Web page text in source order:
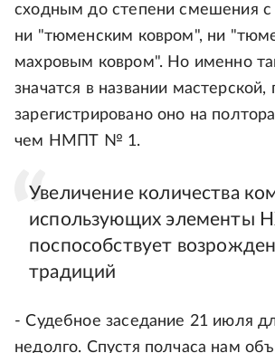
сходным до степени смешения
ни "тюменским ковром", ни
махровым ковром". Но именно
значатся в названии мастерской,
зарегистрировано оно на
чем НМПТ № 1.
Увеличение количества
использующих элементы
поспособствует
традиций
- Судебное заседание 21 июля
недолго. Спустя полчаса нам